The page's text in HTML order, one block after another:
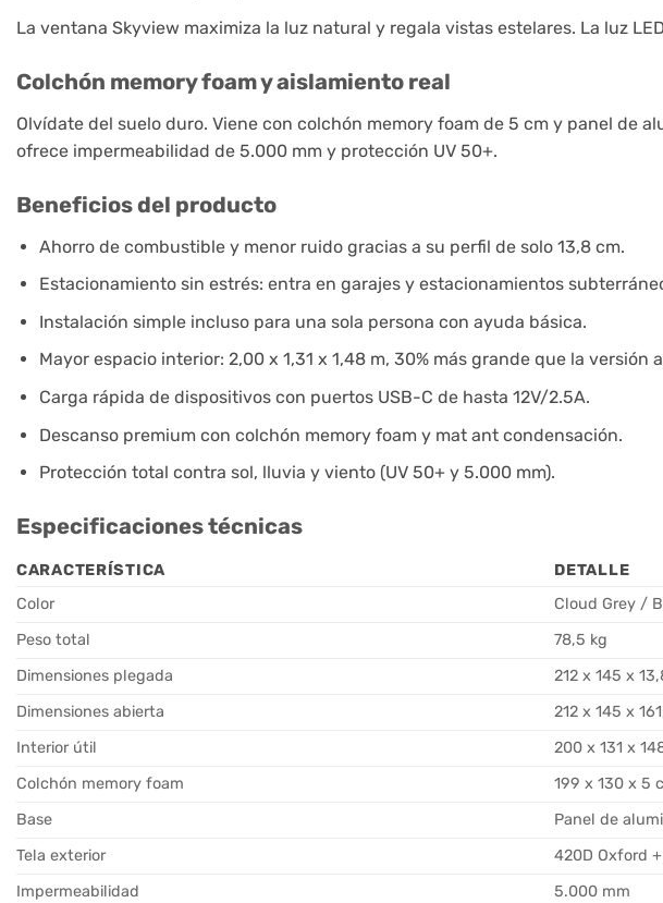
La ventana Skyview maximiza la luz natural y regala vistas estelares. La luz
Colchón memory foam y aislamiento real
Olvídate del suelo duro. Viene con colchón memory foam de 5 cm y panel de
ofrece impermeabilidad de 5.000 mm y protección UV 50+.
Beneficios del producto
Ahorro de combustible y menor ruido gracias a su perfil de solo 13,8 cm.
Estacionamiento sin estrés: entra en garajes y estacionamientos
Instalación simple incluso para una sola persona con ayuda básica.
Mayor espacio interior: 2,00 x 1,31 x 1,48 m, 30% más grande que la versión
Carga rápida de dispositivos con puertos USB-C de hasta 12V/2.5A.
Descanso premium con colchón memory foam y mat ant condensación.
Protección total contra sol, lluvia y viento (UV 50+ y 5.000 mm).
Especificaciones técnicas
CARACTERÍSTICA
DETALLE
Color
Cloud Grey /
Peso total
78,5 kg
Dimensiones plegada
212 x 145 x
Dimensiones abierta
212 x 145 x
Interior útil
200 x 131 x
Colchón memory foam
199 x 130 x 5
Base
Panel de
Tela exterior
420D Oxford
Impermeabilidad
5.000 mm